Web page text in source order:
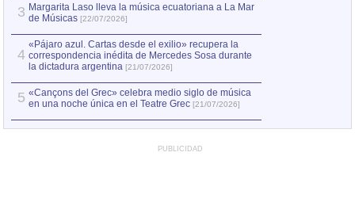
3 Margarita Laso lleva la música ecuatoriana a La Mar
de Músicas [22/07/2026]
4
«Pájaro azul. Cartas desde el exilio» recupera la
correspondencia inédita de Mercedes Sosa durante
la dictadura argentina [21/07/2026]
5 «Cançons del Grec» celebra medio siglo de música
en una noche única en el Teatre Grec [21/07/2026]
PUBLICIDAD